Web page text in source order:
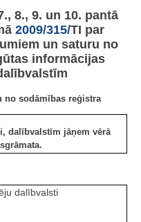
8., 9. un 10. pantā
2009/315/TI par
un saturu no
informācijas
no sodāmības reģistra
dalībvalstīm jāņem vērā
dalībvalsti